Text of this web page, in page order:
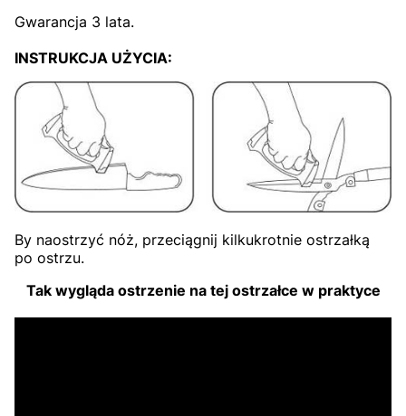
Gwarancja 3 lata.
INSTRUKCJA UŻYCIA:
By naostrzyć nóż, przeciągnij kilkukrotnie ostrzałką
po ostrzu.
Tak wygląda ostrzenie na tej ostrzałce w praktyce